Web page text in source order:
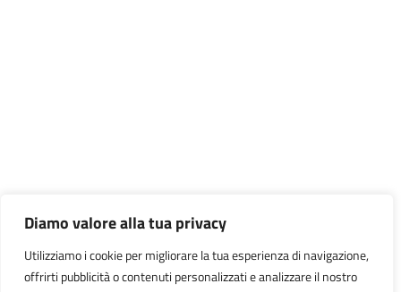
Diamo valore alla tua privacy
Utilizziamo i cookie per migliorare la tua esperienza di navigazione,
offrirti pubblicità o contenuti personalizzati e analizzare il nostro